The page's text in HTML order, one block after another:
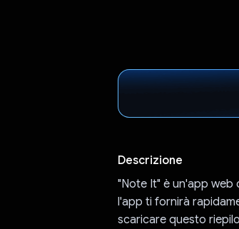
Descrizione
"Note It" è un'app web
l'app ti fornirà
scaricare questo